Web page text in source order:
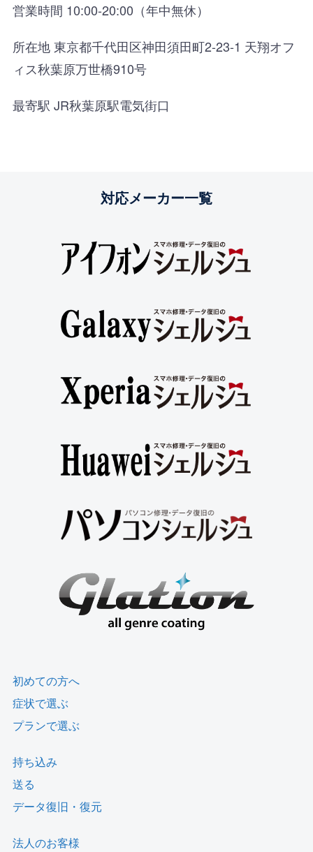
営業時間 10:00-20:00（年中無休）
所在地 東京都千代田区神田須田町2-23-1 天翔オフ
ィス秋葉原万世橋910号
最寄駅 JR秋葉原駅電気街口
対応メーカー一覧
初めての方へ
症状で選ぶ
プランで選ぶ
持ち込み
送る
データ復旧・復元
法人のお客様